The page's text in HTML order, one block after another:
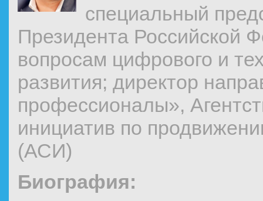
специальный
Президента Российской
вопросам цифрового и
развития; директор
профессионалы»,
инициатив по
(АСИ)
Биография: